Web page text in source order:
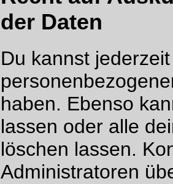
Du kannst
haben. Ebenso
lassen oder alle
löschen lassen.
Administratoren